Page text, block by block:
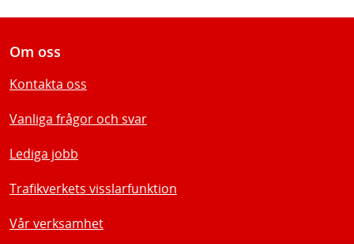
Om oss
Kontakta oss
Vanliga frågor och svar
Lediga jobb
Trafikverkets visslarfunktion
Vår verksamhet